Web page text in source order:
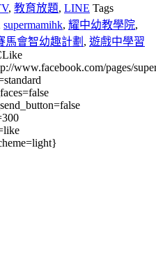
, 教育放題, LINE Tags
supermamihk, 耀中幼教學院,
馬會智幼趣計劃 , 遊戲中學習
www.facebook.com/pages/